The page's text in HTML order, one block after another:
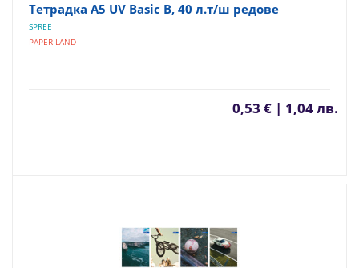
Тетрадка A5 UV Basic B, 40 л.т/ш редове
SPREE
PAPER LAND
0,53 € | 1,04 лв.